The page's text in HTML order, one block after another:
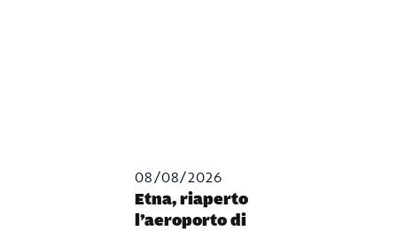
08/08/2026
Etna, riaperto
l’aeroporto di